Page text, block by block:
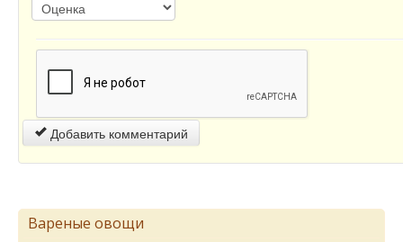
Добавить комментарий
Вареные овощи